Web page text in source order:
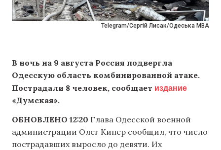
Telegram/Сергій Лисак/Одеська МВА
В ночь на 9 августа Россия подвергла
Одесскую область комбинированной атаке.
Пострадали 8 человек, сообщает издание
«Думская».
ОБНОВЛЕНО 12:20 Глава Одесской военной
администрации Олег Кипер сообщил, что число
пострадавших выросло до девяти. Их